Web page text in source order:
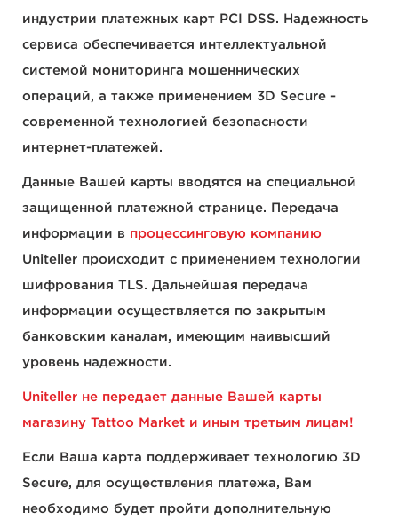
индустрии платежных карт PCI DSS. Надежность
сервиса обеспечивается интеллектуальной
системой мониторинга мошеннических
операций, а также применением 3D Secure -
современной технологией безопасности
интернет-платежей.
Данные Вашей карты вводятся на специальной
защищенной платежной странице. Передача
информации в процессинговую компанию
Uniteller происходит с применением технологии
шифрования TLS. Дальнейшая передача
информации осуществляется по закрытым
банковским каналам, имеющим наивысший
уровень надежности.
Uniteller не передает данные Вашей карты
магазину Tattoo Market и иным третьим лицам!
Если Ваша карта поддерживает технологию 3D
Secure, для осуществления платежа, Вам
необходимо будет пройти дополнительную